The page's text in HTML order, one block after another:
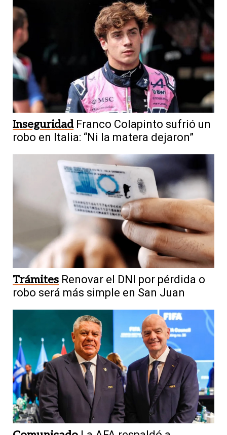
Inseguridad Franco Colapinto sufrió un
robo en Italia: “Ni la matera dejaron”
Trámites Renovar el DNI por pérdida o
robo será más simple en San Juan